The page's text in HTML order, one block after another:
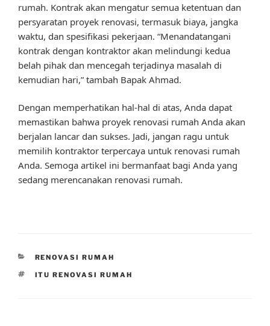
rumah. Kontrak akan mengatur semua ketentuan dan
persyaratan proyek renovasi, termasuk biaya, jangka
waktu, dan spesifikasi pekerjaan. “Menandatangani
kontrak dengan kontraktor akan melindungi kedua
belah pihak dan mencegah terjadinya masalah di
kemudian hari,” tambah Bapak Ahmad.
Dengan memperhatikan hal-hal di atas, Anda dapat
memastikan bahwa proyek renovasi rumah Anda akan
berjalan lancar dan sukses. Jadi, jangan ragu untuk
memilih kontraktor terpercaya untuk renovasi rumah
Anda. Semoga artikel ini bermanfaat bagi Anda yang
sedang merencanakan renovasi rumah.
CATEGORIES
RENOVASI RUMAH
TAGS
ITU RENOVASI RUMAH